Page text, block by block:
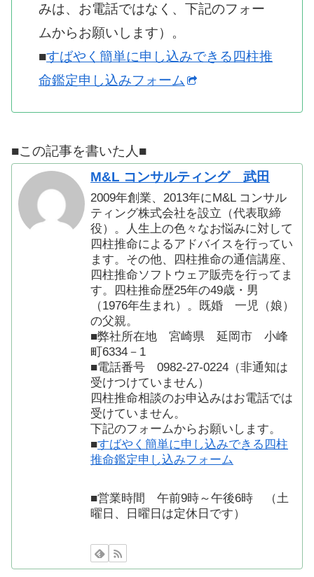
みは、お電話ではなく、下記のフォー
ムからお願いします）。
■すばやく簡単に申し込みできる四柱推
命鑑定申し込みフォーム
■この記事を書いた人■
M&L コンサルティング 武田
2009年創業、2013年にM&L コンサル
ティング株式会社を設立（代表取締
役）。人生上の色々なお悩みに対して
四柱推命によるアドバイスを行ってい
ます。その他、四柱推命の通信講座、
四柱推命ソフトウェア販売を行ってま
す。四柱推命歴25年の49歳・男
（1976年生まれ）。既婚 一児（娘）
の父親。
■弊社所在地 宮崎県 延岡市 小峰
町6334－1
■電話番号 0982-27-0224（非通知は
受けつけていません）
四柱推命相談のお申込みはお電話では
受けていません。
下記のフォームからお願いします。
■すばやく簡単に申し込みできる四柱
推命鑑定申し込みフォーム
■営業時間 午前9時～午後6時 （土
曜日、日曜日は定休日です）